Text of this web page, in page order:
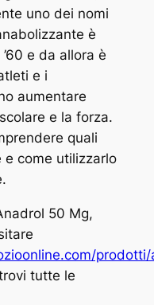
uno dei nomi
è
e da allora è
e i
aumentare
e la forza.
quali
come utilizzarlo
50 Mg,
tutte le